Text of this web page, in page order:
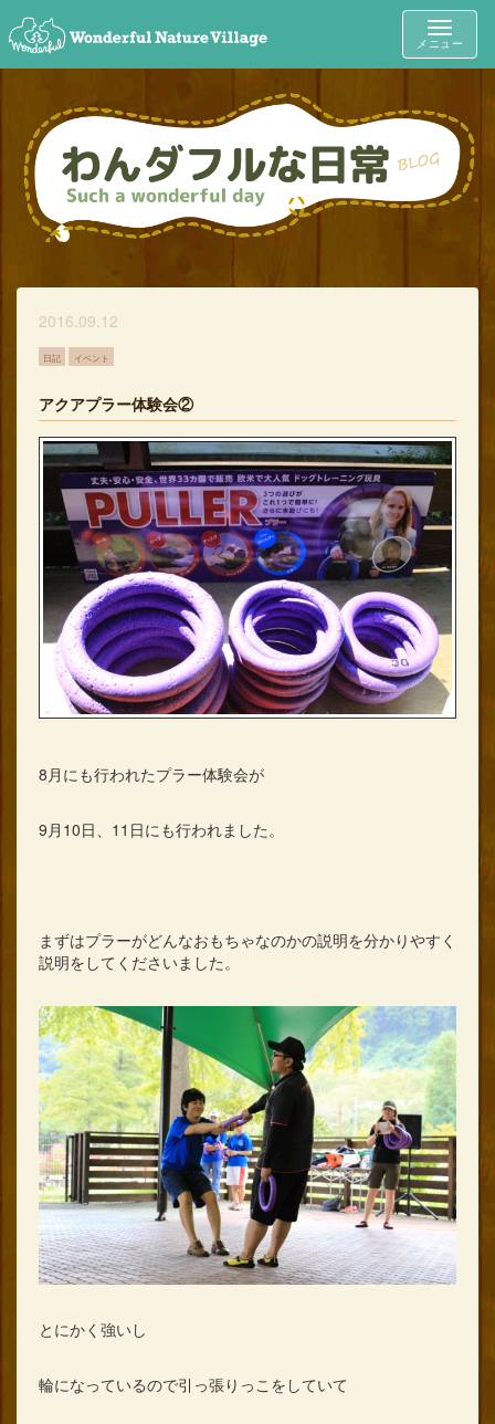
Toggle
メニュー
2016.09.12
日記 イベント
アクアプラー体験会②
8月にも行われたプラー体験会が
9月10日、11日にも行われました。
まずはプラーがどんなおもちゃなのかの説明を分かりやすく
説明をしてくださいました。
とにかく強いし
輪になっているので引っ張りっこをしていて